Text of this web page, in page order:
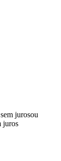
jurosou
juros